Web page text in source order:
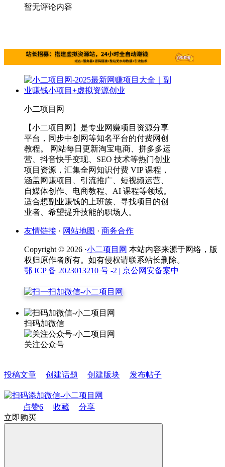
暂无评论内容
小二项目网
【小二项目网】是专业网赚项目资源分享
平台，同步中创网等知名平台的付费网创
教程。 网站每日更新淘宝电商、拼多多运
营、抖音快手变现、SEO 技术等热门创业
项目资源，汇集全网知识付费 VIP 课程，
涵盖网赚项目、引流推广、短视频运营、
自媒体创作、电商教程、AI 课程等领域。
适合想副业赚钱的上班族、寻找项目的创
业者、希望提升技能的职场人。
友情链接 · 网站地图 · 商务合作
Copyright © 2026 ·小二项目网 本站内容来源于网络，版
权归原作者所有。如有侵权请联系站长删除。
鄂 ICP 备 2023013210 号 -2 | 京公网安备案中
扫码加微信
关注公众号
投稿文章 创建话题 创建版块 发布帖子
点赞6 收藏
分享
立即购买